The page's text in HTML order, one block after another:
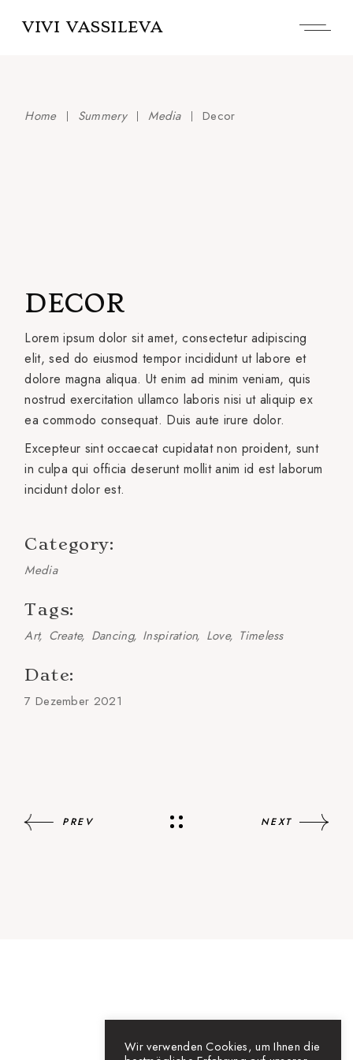
VIVI VASSILEVA
Home Summery Media Decor
DECOR
Lorem ipsum dolor sit amet, consectetur adipiscing
elit, sed do eiusmod tempor incididunt ut labore et
dolore magna aliqua. Ut enim ad minim veniam, quis
nostrud exercitation ullamco laboris nisi ut aliquip ex
ea commodo consequat. Duis aute irure dolor.
Excepteur sint occaecat cupidatat non proident, sunt
in culpa qui officia deserunt mollit anim id est laborum
incidunt dolor est.
Category:
Media
Tags:
Art Create Dancing Inspiration Love Timeless
Date:
7 Dezember 2021
PREV NEXT
Wir verwenden Cookies, um Ihnen die